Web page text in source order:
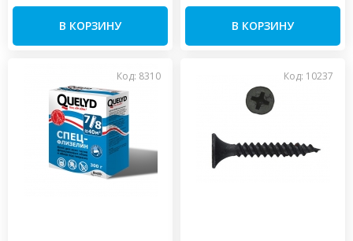
В КОРЗИНУ В КОРЗИНУ
Код: 8310 Код: 10237